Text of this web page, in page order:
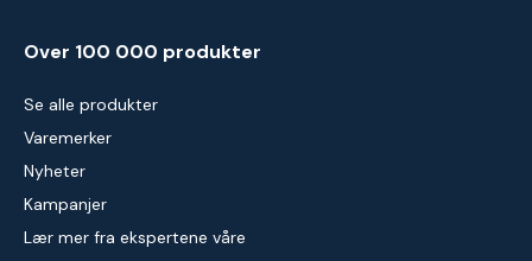
Over 100 000 produkter
Se alle produkter
Varemerker
Nyheter
Kampanjer
Lær mer fra ekspertene våre